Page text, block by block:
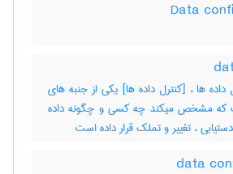
داده ها ، [کنترل داده ها] یکی از جنبه های
که مشخص میکند چه کسی و چگونه داده
، تغییر و تملک قرار داده است